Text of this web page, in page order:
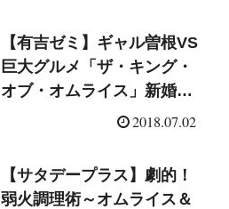
【有吉ゼミ】ギャル曽根VS
巨大グルメ「ザ・キング・
オブ・オムライス」新婚濱
口・そっくりトリプル石原
2018.07.02
【サタデープラス】劇的！
弱火調理術～オムライス＆